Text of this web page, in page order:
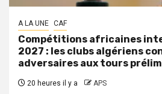
A LA UNE CAF
Compétitions africaines
2027 : les clubs algériens
adversaires aux tours
20 heures il y a APS